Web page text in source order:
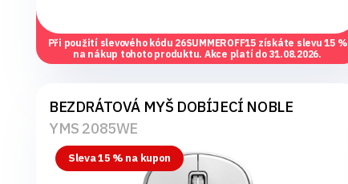
Při použití slevového kódu 26SUMMEROFF15 získáte slevu 15 %
na nákup tohoto produktu. Akce platí do 31.08.2026.
BEZDRÁTOVÁ MYŠ DOBÍJECÍ NOBLE
YMS 2085WE
Sleva 15 % na kupon